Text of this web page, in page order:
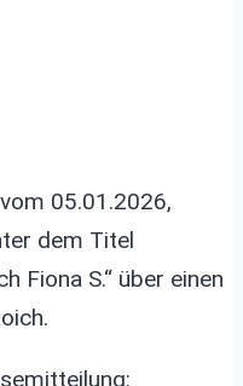
05.01.2026,
dem Titel
Fiona S.“ über einen